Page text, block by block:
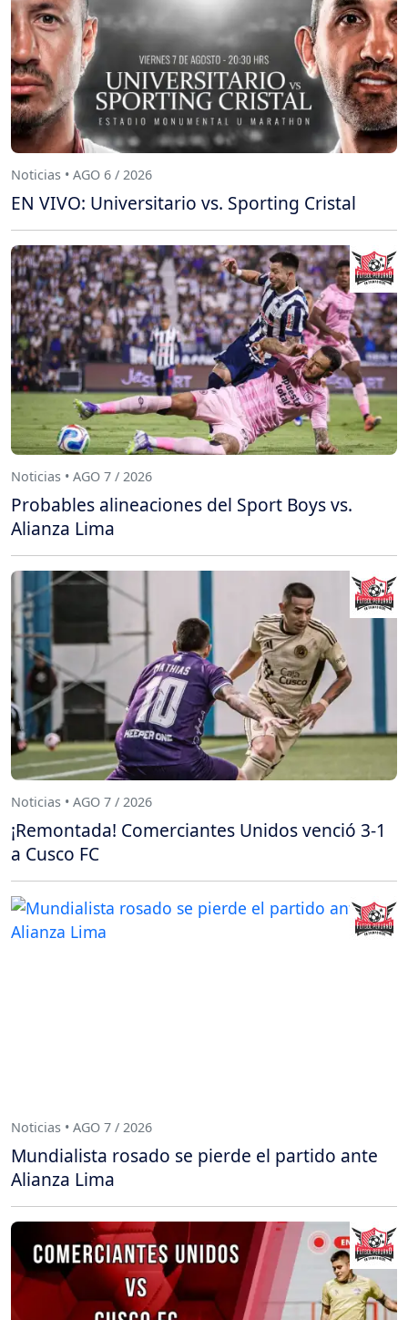
Noticias • AGO 6 / 2026
EN VIVO: Universitario vs. Sporting Cristal
Noticias • AGO 7 / 2026
Probables alineaciones del Sport Boys vs.
Alianza Lima
Noticias • AGO 7 / 2026
¡Remontada! Comerciantes Unidos venció 3-1
a Cusco FC
Noticias • AGO 7 / 2026
Mundialista rosado se pierde el partido ante
Alianza Lima